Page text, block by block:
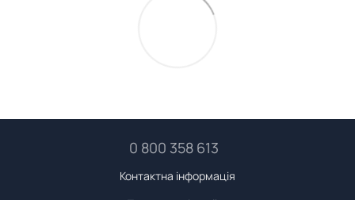
0 800 358 613
Контактна інформація